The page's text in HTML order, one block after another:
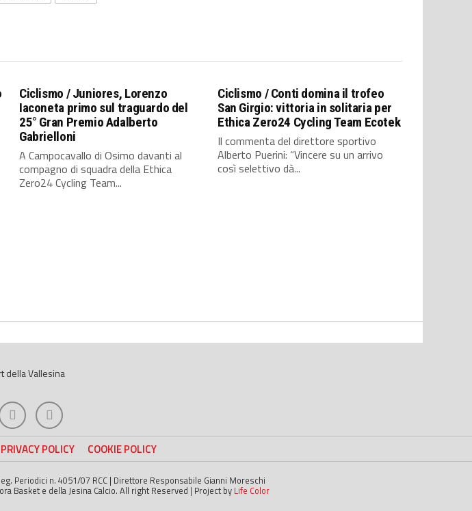
Ciclismo / Juniores, Lorenzo
Iaconeta primo sul traguardo del
25° Gran Premio Adalberto
Gabrielloni
A Campocavallo di Osimo davanti al
compagno di squadra della Ethica
Zero24 Cycling Team...
Ciclismo / Conti domina il trofeo
San Girgio: vittoria in solitaria per
Ethica Zero24 Cycling Team Ecotek
Il commenta del direttore sportivo
Alberto Puerini: “Vincere su un arrivo
così selettivo dà...
PRIVACY POLICY COOKIE POLICY
Periodici n. 4051/07 RCC | Direttore Responsabile Gianni Moreschi
Basket e della Jesina Calcio. All right Reserved | Project by Life Color